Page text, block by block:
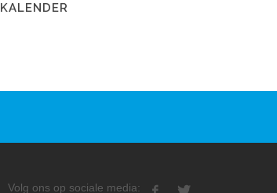
KALENDER
Volg ons op sociale media: